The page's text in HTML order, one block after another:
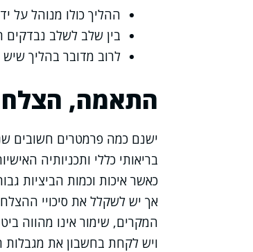
ההליך כולו מנוהל על
בין שלב לשלב נבדקים
לרוב מדובר בהליך שיש
התאמה,
ישנם כמה פרמטרים חשובים
בריאותי כללי ותכניותיה
כאשר איכות וכמות הביציות
אך יש לשקלל את סיכויי
המקרים, שימור אינו מהווה
ויש לקחת בחשבון את מגבלות